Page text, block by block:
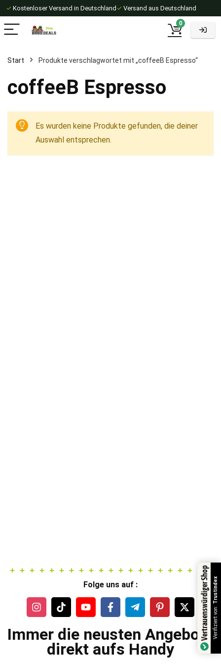
✓ Kostenloser Versand in Deutschland ✓ Versand aus Deutschland
0
Start Produkte verschlagwortet mit „coffeeB Espresso“
coffeeB Espresso
Es wurden keine Produkte gefunden, die deiner
Auswahl entsprechen.
Folge uns auf :
Immer die neusten Angebote
direkt aufs Handy
Vertrauenswürdiger ShopVerifiziert von:
Trustindex